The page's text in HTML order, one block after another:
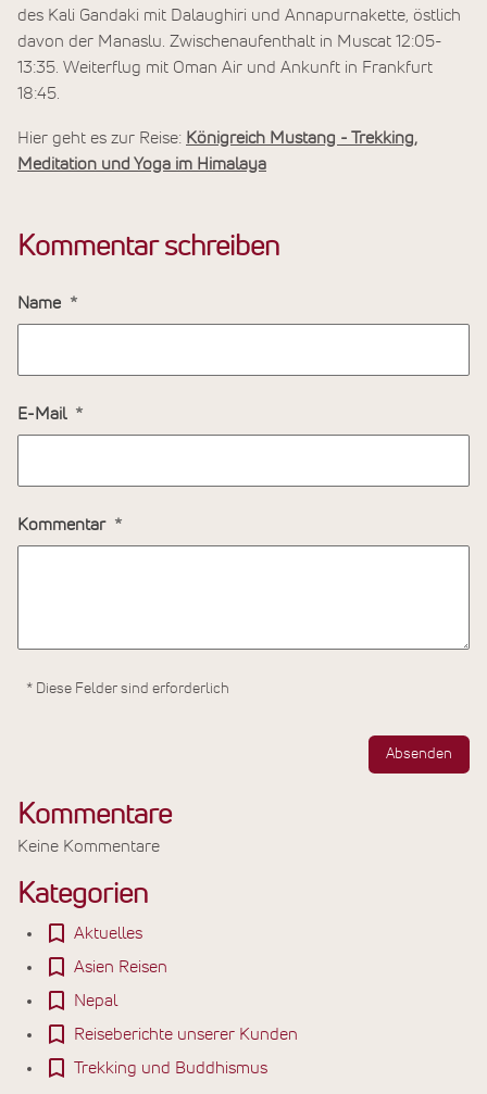
des Kali Gandaki mit Dalaughiri und Annapurnakette, östlich
davon der Manaslu. Zwischenaufenthalt in Muscat 12:05-
13:35. Weiterflug mit Oman Air und Ankunft in Frankfurt
18:45.
Hier geht es zur Reise: Königreich Mustang - Trekking,
Meditation und Yoga im Himalaya
Kommentar schreiben
Name
E-Mail
Kommentar
* Diese Felder sind erforderlich
Absenden
Kommentare
Keine Kommentare
Kategorien
Aktuelles
Asien Reisen
Nepal
Reiseberichte unserer Kunden
Trekking und Buddhismus